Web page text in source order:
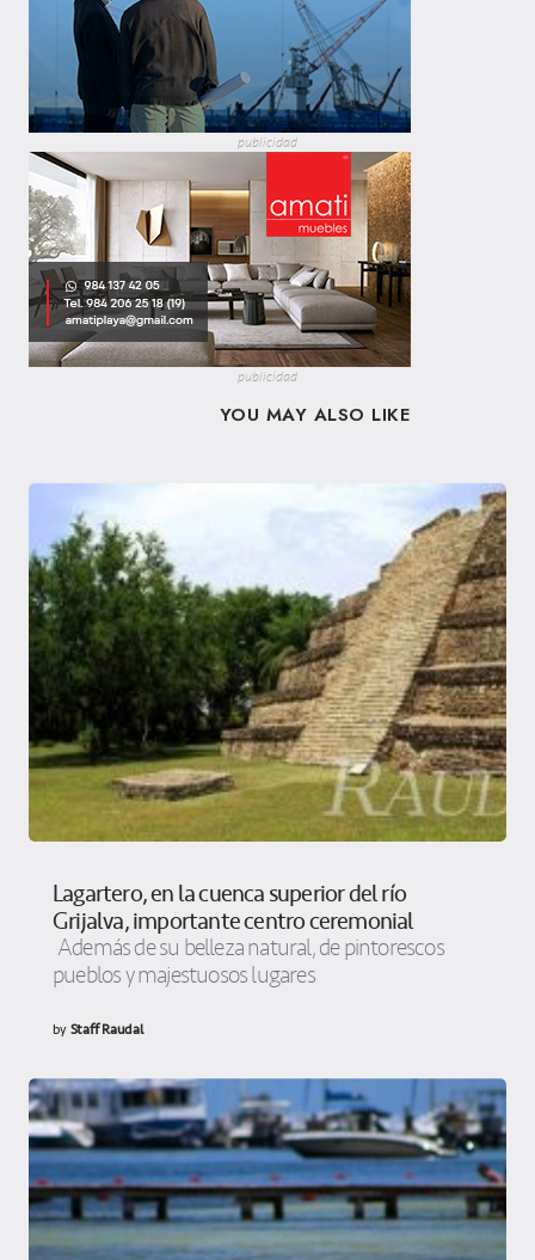
publicidad
publicidad
YOU MAY ALSO LIKE
Lagartero, en la cuenca superior del río
Grijalva, importante centro ceremonial
Además de su belleza natural, de pintorescos
pueblos y majestuosos lugares
byStaff Raudal